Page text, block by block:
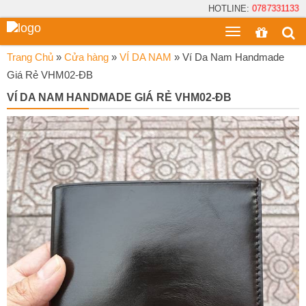
HOTLINE: 0787331133
Toggle
menu
Trang Chủ » Cửa hàng » VÍ DA NAM » Ví Da Nam Handmade
Giá Rẻ VHM02-ĐB
VÍ DA NAM HANDMADE GIÁ RẺ VHM02-ĐB